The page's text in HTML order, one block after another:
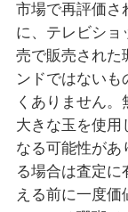
市場で再評価さ
に、テレビショ
売で販売された
ンドではないも
くありません
大きな玉を使用
なる可能性があ
る場合は査定
える前に一度